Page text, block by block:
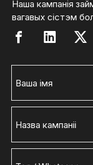
Наша кампанія
вагавых сістэм